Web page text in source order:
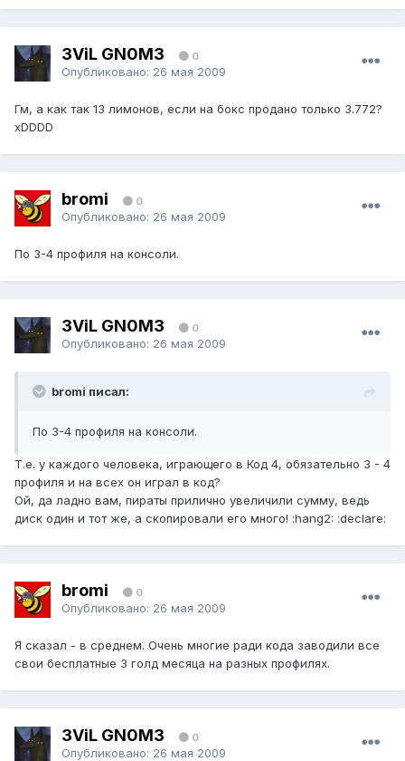
3ViL GN0M3 0
Опубликовано: 26 мая 2009
Гм, а как так 13 лимонов, если на бокс продано только 3.772?
xDDDD
bromi 0
Опубликовано: 26 мая 2009
По 3-4 профиля на консоли.
3ViL GN0M3 0
Опубликовано: 26 мая 2009
bromi писал:
По 3-4 профиля на консоли.
Т.е. у каждого человека, играющего в Код 4, обязательно 3 - 4
профиля и на всех он играл в код?
Ой, да ладно вам, пираты прилично увеличили сумму, ведь
диск один и тот же, а скопировали его много! :hang2: :declare:
bromi 0
Опубликовано: 26 мая 2009
Я сказал - в среднем. Очень многие ради кода заводили все
свои бесплатные 3 голд месяца на разных профилях.
3ViL GN0M3 0
Опубликовано: 26 мая 2009